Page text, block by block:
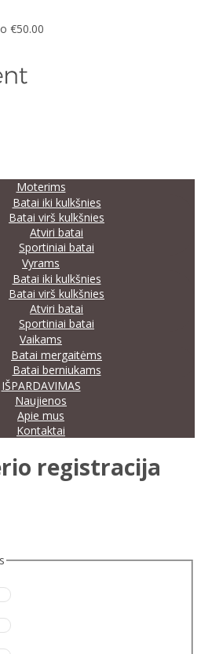
€50.00
Moterims
Batai iki kulkšnies
Batai virš kulkšnies
Atviri batai
Sportiniai batai
Vyrams
Batai iki kulkšnies
Batai virš kulkšnies
Atviri batai
Sportiniai batai
Vaikams
Batai mergaitėms
Batai berniukams
IŠPARDAVIMAS
Naujienos
Apie mus
Kontaktai
registracija